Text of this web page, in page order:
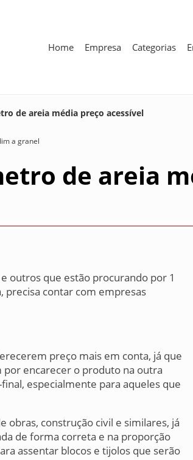
Home Empresa Categorias
de areia média preço acessível
a granel
de areia
outros que estão procurando por 1
precisa contar com empresas
preço mais em conta, já que
encarecer o produto na outra
especialmente para aqueles que
obras, construção civil e similares, já
de forma correta e na proporção
assentar blocos e tijolos que serão